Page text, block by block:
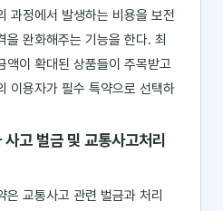
과정에서 발생하는 비용을 보전
완화해주는 기능을 한다. 최
액이 확대된 상품들이 주목받고
이용자가 필수 특약으로 선택하
고 벌금 및 교통사고처리
교통사고 관련 벌금과 처리